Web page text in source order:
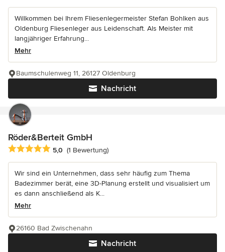
Willkommen bei Ihrem Fliesenlegermeister Stefan Bohlken aus
Oldenburg Fliesenleger aus Leidenschaft. Als Meister mit
langjähriger Erfahrung...
Mehr
Nachricht
Baumschulenweg 11, 26127 Oldenburg
Röder&Berteit GmbH
Durchschnittliche Bewertung: 5 von 5 Sternen
5,0 (1 Bewertung)
Wir sind ein Unternehmen, dass sehr häufig zum Thema
Badezimmer berät, eine 3D-Planung erstellt und visualisiert um
es dann anschließend als K...
Mehr
Nachricht
26160 Bad Zwischenahn